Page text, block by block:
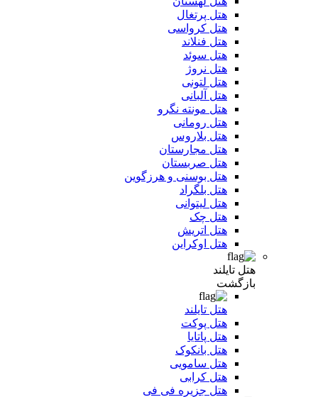
هتل پرتغال
هتل کرواسی
هتل فنلاند
هتل سوئد
هتل نروژ
هتل لتونی
هتل آلبانی
هتل مونته نگرو
هتل رومانی
هتل بلاروس
هتل مجارستان
هتل صربستان
هتل بوسنی و هرزگوین
هتل بلگراد
هتل لیتوانی
هتل چک
هتل اتریش
هتل اوکراین
هتل تایلند
بازگشت
هتل تایلند
هتل پوکت
هتل پاتایا
هتل بانکوک
هتل سامویی
هتل کرابی
هتل جزیره فی فی